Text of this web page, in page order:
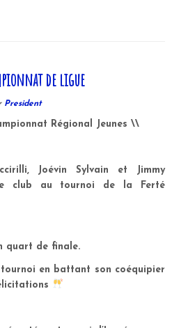
de ligue
President
Régional Jeunes \\
Joévin Sylvain et Jimmy
club au tournoi de la Ferté
quart de finale.
en battant son coéquipier